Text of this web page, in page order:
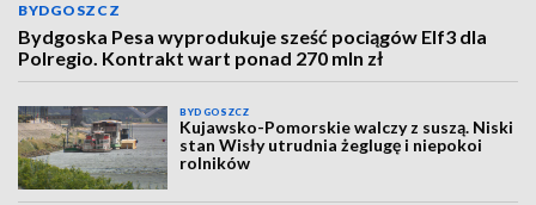
BYDGOSZCZ
Bydgoska Pesa wyprodukuje sześć pociągów Elf3 dla
Polregio. Kontrakt wart ponad 270 mln zł
BYDGOSZCZ
Kujawsko-Pomorskie walczy z suszą. Niski
stan Wisły utrudnia żeglugę i niepokoi
rolników